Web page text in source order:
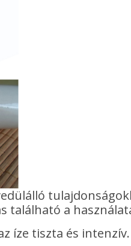
található a
íze tiszta és